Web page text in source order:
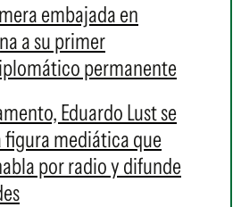
embajada en
a su primer
permanente
Eduardo Lust se
mediática que
por radio y difunde